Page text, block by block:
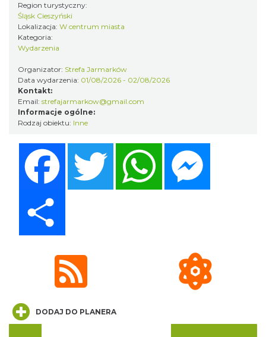
Wystawa: Z ONDRASZKIEM PRZEZ DEKADY
PTTK "Ondraszek"
Cieszyn
0.06 km
wystawy zdjęć miesiąca Cieszyńskiego
Towarzystwa Fotograficznego
Cieszyn
Region turystyczny:
Śląsk Cieszyński
Lokalizacja: W centrum miasta
Kategoria:
Wydarzenia
Organizator: Strefa Jarmarków
Data wydarzenia: 01/08/2026 - 02/08/2026
Kontakt:
Email: strefajarmarkow@gmail.com
Informacje ogólne:
Rodzaj obiektu: Inne
Twitter WhatsApp
DODAJ DO PLANERA